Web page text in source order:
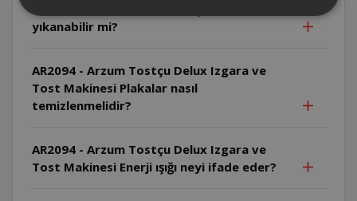
yıkanabilir mi?
AR2094 - Arzum Tostçu Delux Izgara ve
Tost Makinesi Plakalar nasıl
temizlenmelidir?
AR2094 - Arzum Tostçu Delux Izgara ve
Tost Makinesi Enerji ışığı neyi ifade eder?